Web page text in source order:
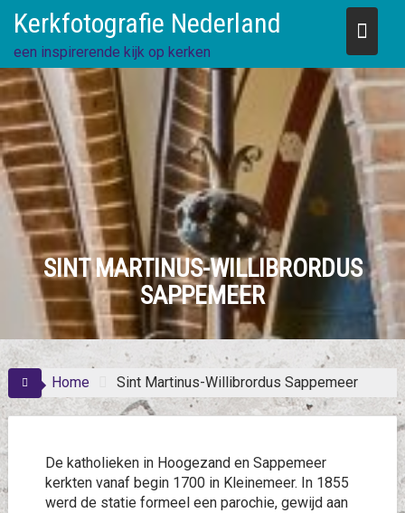
content
Kerkfotografie Nederland
een inspirerende kijk op kerken
SINT MARTINUS-WILLIBRORDUS
SAPPEMEER
Home Sint Martinus-Willibrordus Sappemeer
De katholieken in Hoogezand en Sappemeer
kerkten vanaf begin 1700 in Kleinemeer. In 1855
werd de statie formeel een parochie, gewijd aan